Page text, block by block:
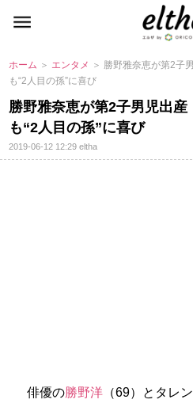
ホーム ＞ エンタメ ＞ 勝野雅奈恵が第2子
も“2人目の孫”に喜び
勝野雅奈恵が第2子男児出
も“2人目の孫”に喜び
2019-06-12 12:29eltha
俳優の勝野洋（69）とタレ